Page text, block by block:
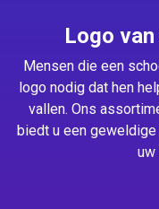
Logo
Mensen die een
logo nodig dat hen
vallen. Ons
biedt u een
uw